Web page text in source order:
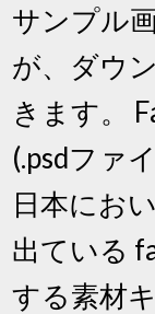
サンプル
が、ダウ
きます。
(.psdファ
日本にお
出ている
する素材キ